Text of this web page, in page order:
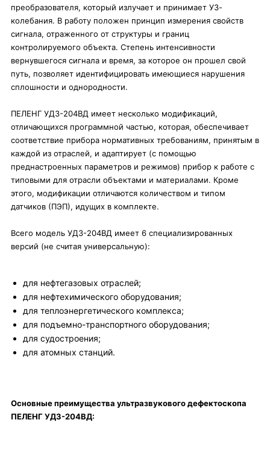
преобразователя, который излучает и принимает УЗ-
колебания. В работу положен принцип измерения свойств
сигнала, отраженного от структуры и границ
контролируемого объекта. Степень интенсивности
вернувшегося сигнала и время, за которое он прошел свой
путь, позволяет идентифицировать имеющиеся нарушения
сплошности и однородности.
ПЕЛЕНГ УД3-204ВД имеет несколько модификаций,
отличающихся программной частью, которая, обеспечивает
соответствие прибора нормативных требованиям, принятым в
каждой из отраслей, и адаптирует (с помощью
преднастроенных параметров и режимов) прибор к работе с
типовыми для отрасли объектами и материалами. Кроме
этого, модификации отличаются количеством и типом
датчиков (ПЭП), идущих в комплекте.
Всего модель УД3-204ВД имеет 6 специализированных
версий (не считая универсальную):
для нефтегазовых отраслей;
для нефтехимического оборудования;
для теплоэнергетического комплекса;
для подъемно-транспортного оборудования;
для судостроения;
для атомных станций.
Основные преимущества ультразвукового дефектоскопа
ПЕЛЕНГ УД3-204ВД: